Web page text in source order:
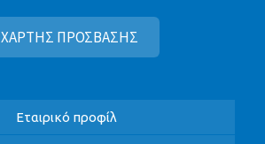
ΧΑΡΤΗΣ ΠΡΟΣΒΑΣΗΣ
Εταιρικό προφίλ